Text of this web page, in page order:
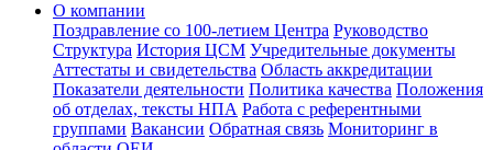
О компании
Поздравление со 100-летием Центра Руководство
Структура История ЦСМ Учредительные документы
Аттестаты и свидетельства Область аккредитации
Показатели деятельности Политика качества Положения
об отделах, тексты НПА Работа с референтными
группами Вакансии Обратная связь Мониторинг в